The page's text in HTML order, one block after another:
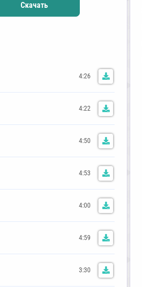
Скачать
4:26
4:22
4:50
4:53
4:00
4:59
3:30